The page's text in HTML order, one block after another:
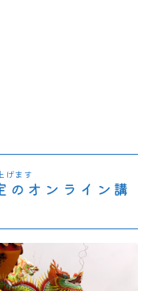
げます
のオンライン講